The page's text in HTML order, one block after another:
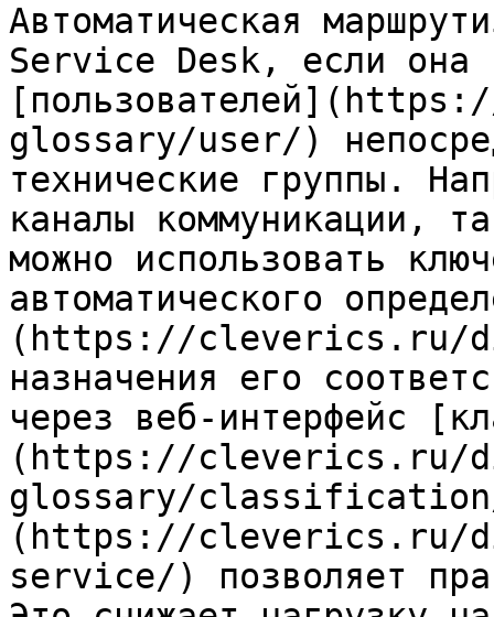
Автоматическая
Service Desk, если она
glossary/user/)
технические группы.
каналы коммуникации,
можно использовать
автоматического
(https://cleverics.ru/
назначения его
через веб-интерфейс
(https://cleverics.ru/
glossary/
(https://cleverics.ru/
service/) позволяет